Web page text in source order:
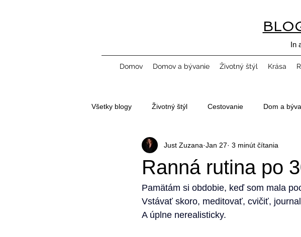
In
Domov Domov a bývanie Životný štýl Krása
Všetky blogy Životný štýl Cestovanie Dom a
Tvorba obsahu a UGC
Ranná rutina po
Just Zuzana Jan 27 3 minút čítania
Pamätám si obdobie, keď som mala
Vstávať skoro, meditovať, cvičiť,
A úplne nerealisticky.